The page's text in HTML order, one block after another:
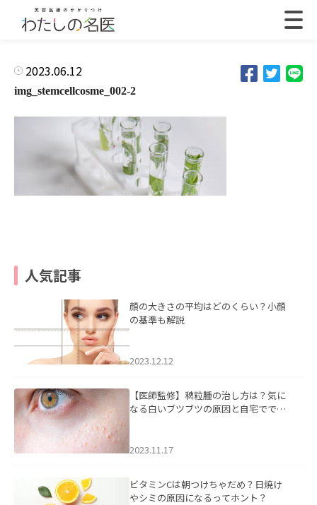
2023.06.12
img_stemcellcosme_002-2
人気記事
顔の大きさの平均はどのくらい？小顔
の基準も解説
2023.12.12
【医師監修】稗粒腫の治し方は？気に
なる白いブツブツの原因と自宅ででき
2023.11.17
ビタミンCは朝つけちゃだめ？日焼け
やシミの原因になるってホント？